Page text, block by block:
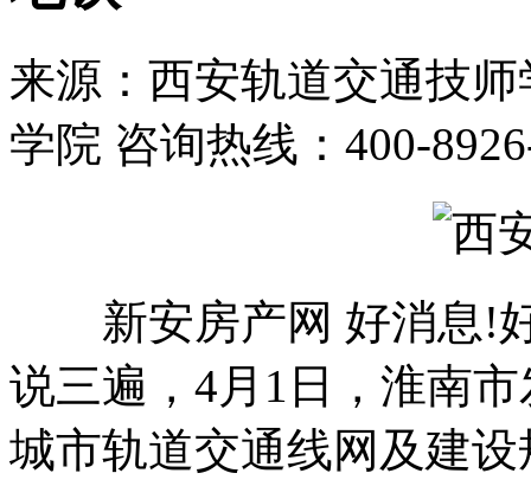
来源：西安轨道交通技
学院 咨询热线：400-
新安房产网 好消息!
说三遍，4月1日，淮南
城市轨道交通线网及建